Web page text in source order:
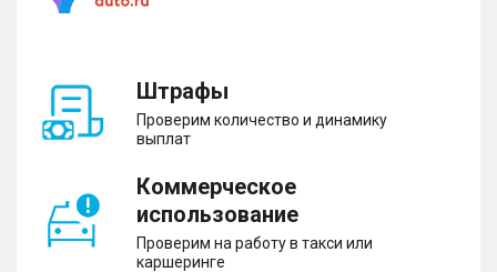
Штрафы
Проверим количество и динамику
выплат
Коммерческое
использование
Проверим на работу в такси или
каршеринге